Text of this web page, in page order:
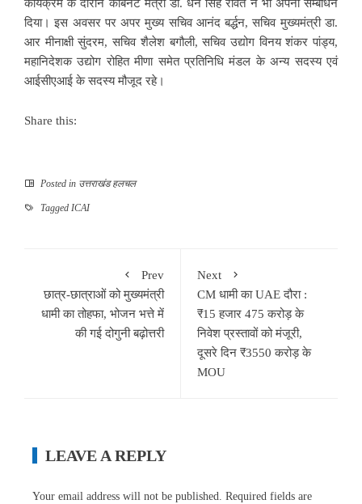
कार्यक्रम के दौरान कैबिनेट मंत्री डा. धन सिंह रावत ने भी अपना सम्बोधन
दिया। इस अवसर पर अपर मुख्य सचिव आनंद बर्द्धन, सचिव मुख्यमंत्री डा.
आर मीनाक्षी सुंदरम, सचिव शैलेश बगौली, सचिव उद्योग विनय शंकर पांड्य,
महानिदेशक उद्योग रोहित मीणा समेत प्रतिनिधि मंडल के अन्य सदस्य एवं
आईसीएआई के सदस्य मौजूद रहे।
Share this:
Posted in उत्तराखंड हलचल
Tagged ICAI
Prev
छात्र-छात्राओं को मुख्यमंत्री
धामी का तोहफा, भोजन भत्ते में
की गई दोगुनी बढ़ोत्तरी
Next
CM धामी का UAE दौरा :
₹15 हजार 475 करोड़ के
निवेश प्रस्तावों को मंजूरी,
दूसरे दिन ₹3550 करोड़ के
MOU
LEAVE A REPLY
Your email address will not be published.
Required fields are